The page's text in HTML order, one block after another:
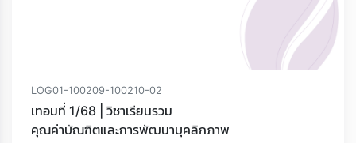
LOG01-100209-100210-02
เทอมที่ 1/68 | วิชาเรียนรวม
คุณค่าบัณฑิตและการพัฒนาบุคลิกภาพ